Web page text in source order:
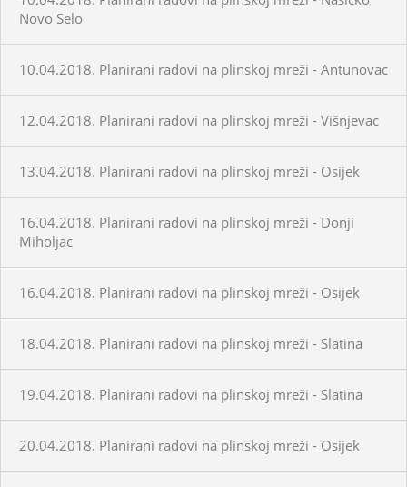
Novo Selo
10.04.2018. Planirani radovi na plinskoj mreži - Antunovac
12.04.2018. Planirani radovi na plinskoj mreži - Višnjevac
13.04.2018. Planirani radovi na plinskoj mreži - Osijek
16.04.2018. Planirani radovi na plinskoj mreži - Donji
Miholjac
16.04.2018. Planirani radovi na plinskoj mreži - Osijek
18.04.2018. Planirani radovi na plinskoj mreži - Slatina
19.04.2018. Planirani radovi na plinskoj mreži - Slatina
20.04.2018. Planirani radovi na plinskoj mreži - Osijek